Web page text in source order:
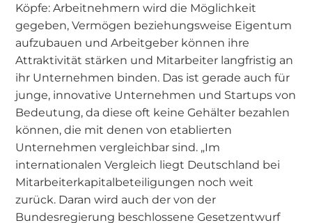
Köpfe: Arbeitnehmern wird die Möglichkeit
gegeben, Vermögen beziehungsweise Eigentum
aufzubauen und Arbeitgeber können ihre
Attraktivität stärken und Mitarbeiter langfristig an
ihr Unternehmen binden. Das ist gerade auch für
junge, innovative Unternehmen und Startups von
Bedeutung, da diese oft keine Gehälter bezahlen
können, die mit denen von etablierten
Unternehmen vergleichbar sind. „Im
internationalen Vergleich liegt Deutschland bei
Mitarbeiterkapitalbeteiligungen noch weit
zurück. Daran wird auch der von der
Bundesregierung beschlossene Gesetzentwurf